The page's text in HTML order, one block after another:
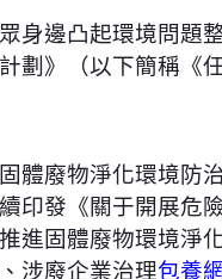
身邊凸起環境問題
劃》（以下簡稱《
體廢物淨化環境防
印發《關于開展危
進固體廢物環境淨
涉廢企業治理包養